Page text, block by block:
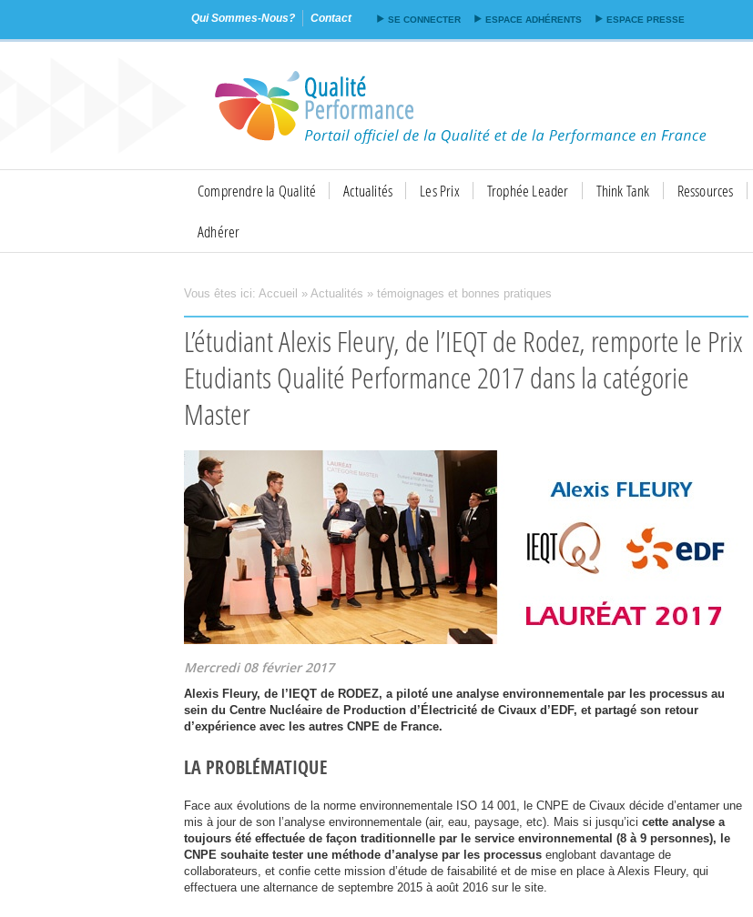
contenu
principal
Qui Sommes-Nous? Contact SE CONNECTER ESPACE ADHÉRENTS ESPACE PRESSE
Comprendre la Qualité Actualités Les Prix Trophée Leader Think Tank Ressources
Adhérer
Vous êtes ici: Accueil » Actualités » témoignages et bonnes pratiques
L’étudiant Alexis Fleury, de l’IEQT de Rodez, remporte le Prix
Etudiants Qualité Performance 2017 dans la catégorie
Master
Mercredi 08 février 2017
Alexis Fleury, de l’ IEQT de RODEZ, a piloté une analyse environnementale par les processus au
sein du Centre Nucléaire de Production d’Électricité de Civaux d’ EDF, et partagé son retour
d’expérience avec les autres CNPE de France.
LA PROBLÉMATIQUE
Face aux évolutions de la norme environnementale ISO 14 001, le CNPE de Civaux décide d’entamer une
mis à jour de son l’analyse environnementale (air, eau, paysage, etc). Mais si jusqu’ici cette analyse a
toujours été effectuée de façon traditionnelle par le service environnemental (8 à 9 personnes), le
CNPE souhaite tester une méthode d’analyse par les processus englobant davantage de
collaborateurs, et confie cette mission d’étude de faisabilité et de mise en place à Alexis Fleury, qui
effectuera une alternance de septembre 2015 à août 2016 sur le site.